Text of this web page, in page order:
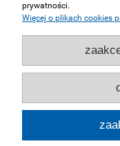
pokaż
prywatności.
Więcej o plikach cookies